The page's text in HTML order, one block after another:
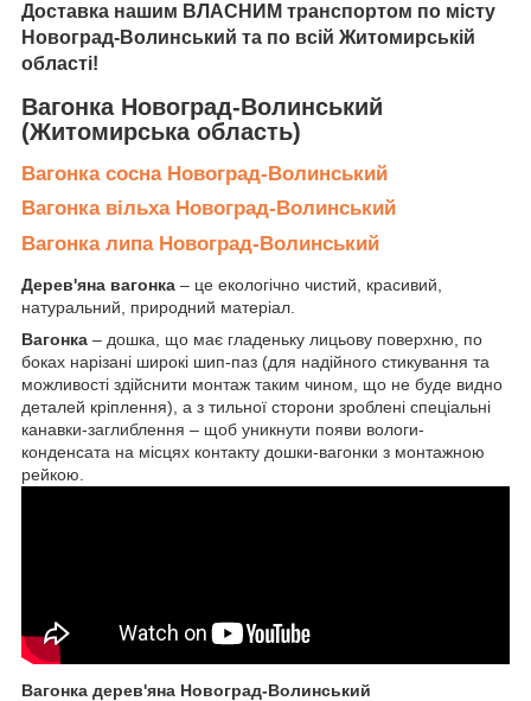
Доставка нашим ВЛАСНИМ транспортом по місту
Новоград-Волинський та по всій Житомирській
області!
Вагонка Новоград-Волинський
(Житомирська область)
Вагонка сосна Новоград-Волинський
Вагонка вільха Новоград-Волинський
Вагонка липа Новоград-Волинський
Дерев'яна вагонка – це екологічно чистий, красивий,
натуральний, природний матеріал.
Вагонка – дошка, що має гладеньку лицьову поверхню, по
боках нарізані широкі шип-паз (для надійного стикування та
можливості здійснити монтаж таким чином, що не буде видно
деталей кріплення), а з тильної сторони зроблені спеціальні
канавки-заглиблення – щоб уникнути появи вологи-
конденсата на місцях контакту дошки-вагонки з монтажною
рейкою.
Вагонка дерев'яна Новоград-Волинський